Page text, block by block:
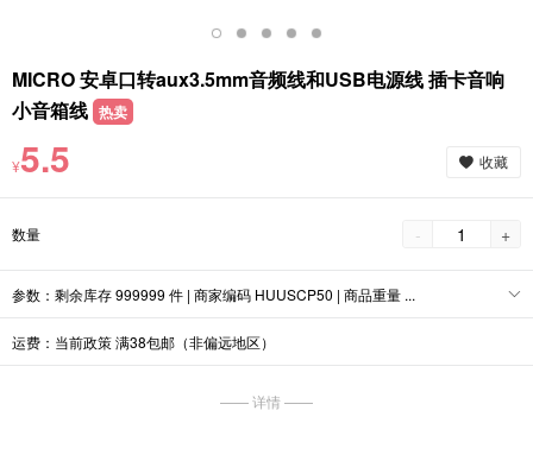
MICRO 安卓口转aux3.5mm音频线和USB电源线 插卡音响
小音箱线 热卖
¥5.5 收藏
数量 - +
参数：剩余库存 999999 件 | 商家编码 HUUSCP50 | 商品重量 ...
运费：当前政策 满38包邮（非偏远地区）
—— 详情 ——